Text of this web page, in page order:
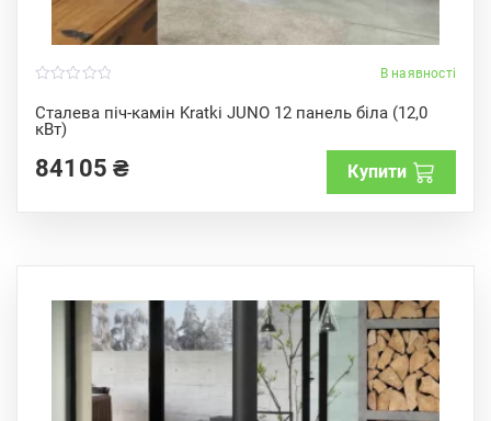
В наявності
Сталева піч-камін Kratki JUNO 12 панель біла (12,0
кВт)
o
u
t
f
5
84105₴ Купити